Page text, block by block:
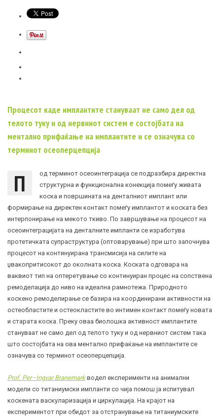
Процесот каде имплантите стануваат не само дел од
телото туку и од нервниот систем е состојбата на
ментално прифаќање на имплантите и се означува со
терминот осеоперцепција
П
од терминот осеоинтеграција се подразбира директна
структурна и функционална конекција помеѓу живата
коска и површината на денталниот имплант или
формирање на директен контакт помеѓу имплантот и коската без
интерпонирање на мекото ткиво. По завршување на процесот на
осеоинтеграцијата на денталните импланти се изработува
протетичката супраструктура (оптоварување) при што започнува
процесот на континуирана трансмисија на силите на
џвакопритисокот до околната коска. Коската одговара на
ваквиот тип на оптеретување со континуиран процес на сопствена
ремоделација до ниво на идеална рамнотежа. Природното
коскено ремоделирање се базира на координирани активности на
остеобластите и остеокластите во интимен контакт помеѓу новата
и старата коска. Преку оваа биолошка активност имплантите
стануваат не само дел од телото туку и од нервниот систем така
што состојбата на ова ментално прифаќање на имплантите се
означува со терминот осеоперцепција.
Prof. Per–Ingvar Branemarkводел експерименти на анимални
модели со титаниумски импланти со чија помош ја испитувал
коскената васкуларизација и циркулација. На крајот на
експериментот при обидот за отстранување на титаниумските